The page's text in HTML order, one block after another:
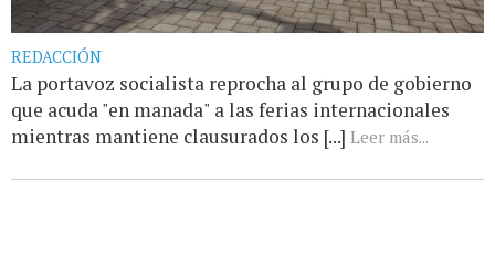
REDACCIÓN
La portavoz socialista reprocha al grupo de gobierno
que acuda "en manada" a las ferias internacionales
mientras mantiene clausurados los [...] Leer más...